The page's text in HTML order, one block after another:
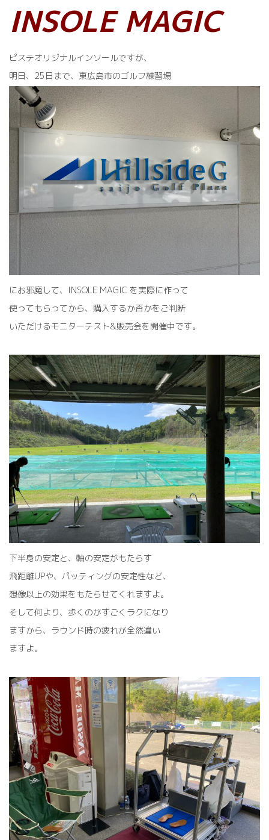
INSOLE MAGIC
ピステオリジナルインソールですが、
明日、25日まで、東広島市のゴルフ練習場
にお邪魔して、INSOLE MAGIC を実際に作って
使ってもらってから、購入するか否かをご判断
いただけるモニターテスト&販売会を開催中です。
下半身の安定と、軸の安定がもたらす
飛距離UPや、パッティングの安定性など、
想像以上の効果をもたらせてくれますよ。
そして何より、歩くのがすごくラクになり
ますから、ラウンド時の疲れが全然違い
ますよ。